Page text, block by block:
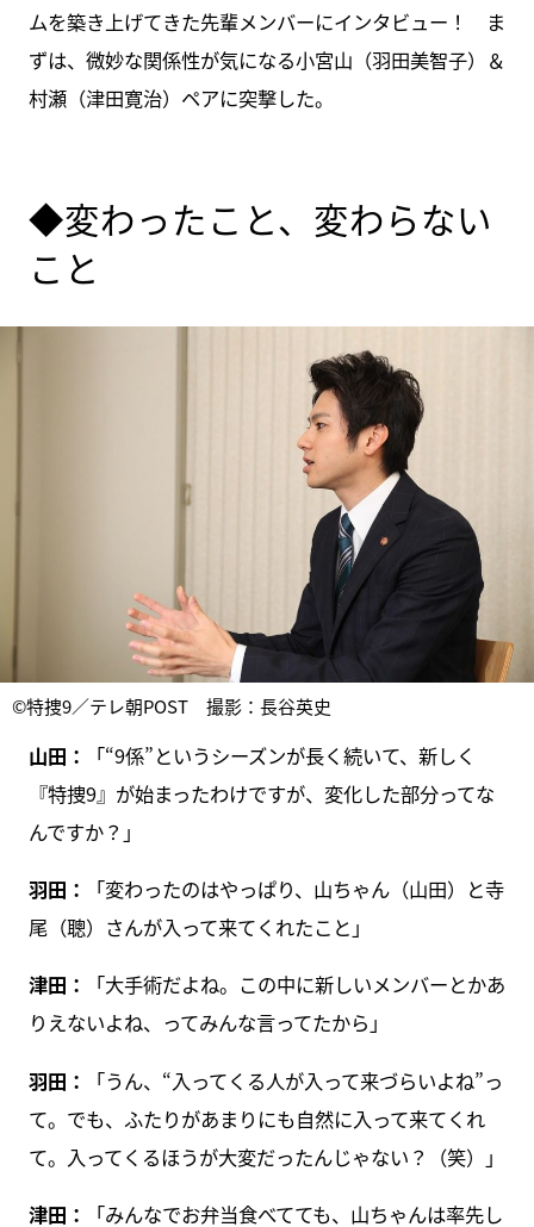
ムを築き上げてきた先輩メンバーにインタビュー！ ま
ずは、微妙な関係性が気になる小宮山（羽田美智子）＆
村瀬（津田寛治）ペアに突撃した。
◆変わったこと、変わらない
こと
©特捜9／テレ朝POST 撮影：長谷英史
山田：
「“9係”というシーズンが長く続いて、新しく
『特捜9』が始まったわけですが、変化した部分ってな
んですか？」
羽田：
「変わったのはやっぱり、山ちゃん（山田）と寺
尾（聰）さんが入って来てくれたこと」
津田：
「大手術だよね。この中に新しいメンバーとかあ
りえないよね、ってみんな言ってたから」
羽田：
「うん、“入ってくる人が入って来づらいよね”っ
て。でも、ふたりがあまりにも自然に入って来てくれ
て。入ってくるほうが大変だったんじゃない？（笑）」
津田：
「みんなでお弁当食べてても、山ちゃんは率先し